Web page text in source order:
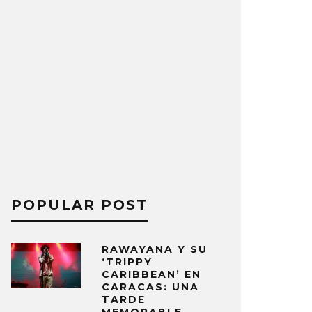
POPULAR POST
RAWAYANA Y SU
‘TRIPPY
CARIBBEAN’ EN
CARACAS: UNA
TARDE